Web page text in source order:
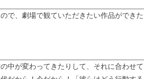
で、劇場で観ていただきたい作品ができた
中が変わってきたりして、それに合わせて